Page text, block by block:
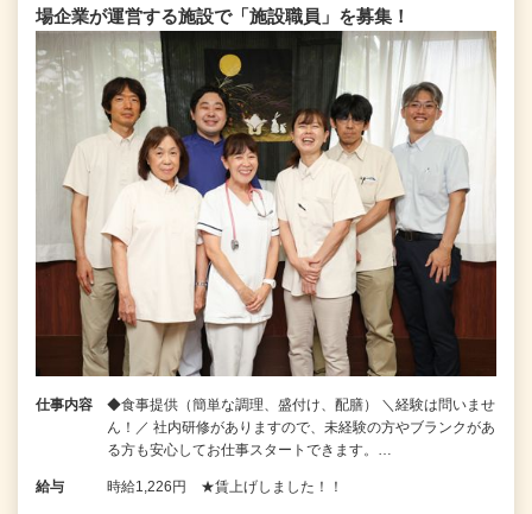
場企業が運営する施設で「施設職員」を募集！
仕事内容
◆食事提供（簡単な調理、盛付け、配膳） ＼経験は問いませ
ん！／ 社内研修がありますので、未経験の方やブランクがあ
る方も安心してお仕事スタートできます。…
給与 時給1,226円 ★賃上げしました！！